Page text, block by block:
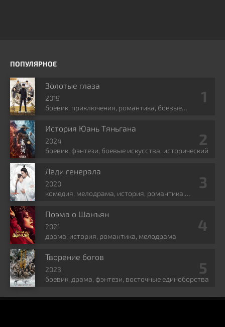
ПОПУЛЯРНОЕ
Золотые глаза
2019
боевик, приключения, романтика, боевые
История Юань Тяньгана
2024
боевик, фэнтези, боевые искусства, исторический
Леди генерала
2020
комедия, мелодрама, история, романтика,
Поэма о Шанъян
2021
драма, история, романтика, мелодрама
Творение богов
2023
боевик, драма, фэнтези, восточные единоборства